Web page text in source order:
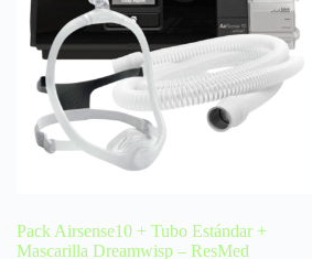
Pack Airsense10 + Tubo Estándar +
Mascarilla Dreamwisp – ResMed